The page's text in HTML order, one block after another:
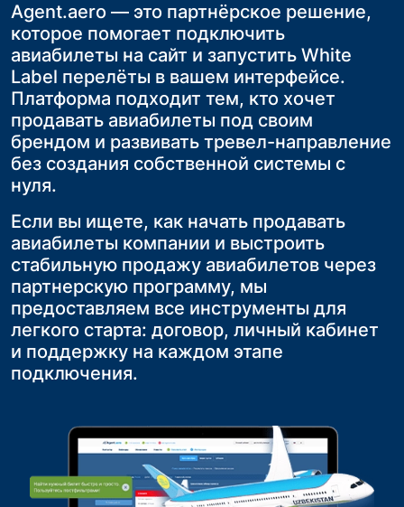
Agent.aero — это партнёрское решение,
которое помогает подключить
авиабилеты на сайт и запустить White
Label перелёты в вашем интерфейсе.
Платформа подходит тем, кто хочет
продавать авиабилеты под своим
брендом и развивать тревел-направление
без создания собственной системы с
нуля.
Если вы ищете, как начать продавать
авиабилеты компании и выстроить
стабильную продажу авиабилетов через
партнерскую программу, мы
предоставляем все инструменты для
легкого старта: договор, личный кабинет
и поддержку на каждом этапе
подключения.
Сотрудничая с Agent.aero в России, Вы
получаете возможность предложить
своим клиентам удобные трансферы до
конечного пункта назначения
Организованный переезд из аэропорта
до курорта или отеля на
комфортабельном автобусе делает
путешествие Ваших клиентов
максимально удобным и приятным
Это не только повышает
удовлетворённость услугой, но и
укрепляет лояльность, увеличивая шансы
на повторные обращения и продажи
Это удобное и выгодное решение для
турагентств в России, которые
занимаются организацией авторских
туров или групповых поездок. Такой
формат путешествий позволяет
объединить всех участников группы в
один рейс, что значительно упрощает
логистику и делает путешествие более
комфортным для клиентов
Одним из ключевых преимуществ
групповых авиаперевозок является
фиксированная стоимость билетов и
исключение риска нехватки мест на
рейсе
Расширьте возможности вашего бизнеса.
Начните продавать ж/д билеты по России,
Казахстану и Узбекистану.
Это простой и эффективный способ
предложить клиентам новые услуги без
лишних затрат. Бронируйте билеты через
личный кабинет Agent.aero или установив
виджет на свой сайт.
Главный плюс — вы сможете
Поезд». Это идеальное решение для
путешественников, которое повысит их
лояльность и вашу
конкурентоспособность на рынке.